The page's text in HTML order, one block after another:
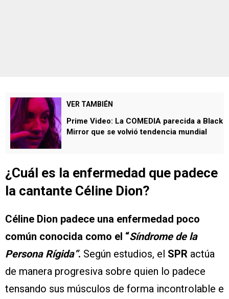
VER TAMBIÉN
Prime Video: La COMEDIA parecida a Black
Mirror que se volvió tendencia mundial
¿Cuál es la enfermedad que padece
la cantante Céline Dion?
Céline Dion padece una enfermedad poco
común conocida como el “Síndrome de la
Persona Rígida”. Según estudios, el SPR actúa
de manera progresiva sobre quien lo padece
tensando sus músculos de forma incontrolable e